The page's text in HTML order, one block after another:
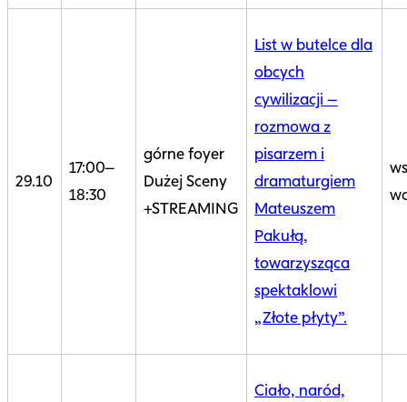
29.10
17:00–
18:30
górne foyer
Dużej Sceny
+STREAMING
List w butelce dla
obcych
cywilizacji –
rozmowa z
pisarzem i
dramaturgiem
Mateuszem
Pakułą,
towarzysząca
spektaklowi
„Złote płyty”.
Ciało, naród,